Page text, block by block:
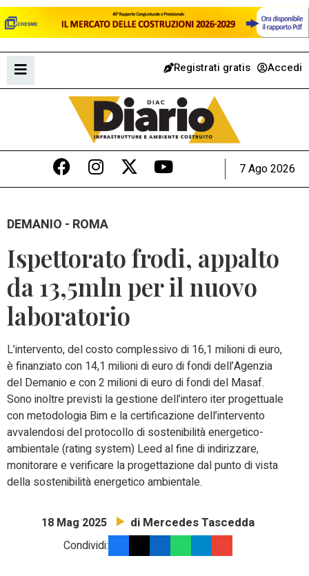
Registrati gratis Accedi
7 Ago 2026
DEMANIO - ROMA
Ispettorato frodi, appalto
da 13,5mln per il nuovo
laboratorio
L’intervento, del costo complessivo di 16,1 milioni di euro,
è finanziato con 14,1 milioni di euro di fondi dell’Agenzia
del Demanio e con 2 milioni di euro di fondi del Masaf.
Sono inoltre previsti la gestione dell’intero iter progettuale
con metodologia Bim e la certificazione dell’intervento
avvalendosi del protocollo di sostenibilità energetico-
ambientale (rating system) Leed al fine di indirizzare,
monitorare e verificare la progettazione dal punto di vista
della sostenibilità energetico ambientale.
18 Mag 2025 di Mercedes Tascedda
Condividi: